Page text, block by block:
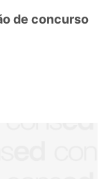
de concurso